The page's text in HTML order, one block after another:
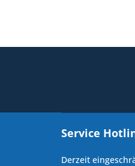
Service
Derzeit